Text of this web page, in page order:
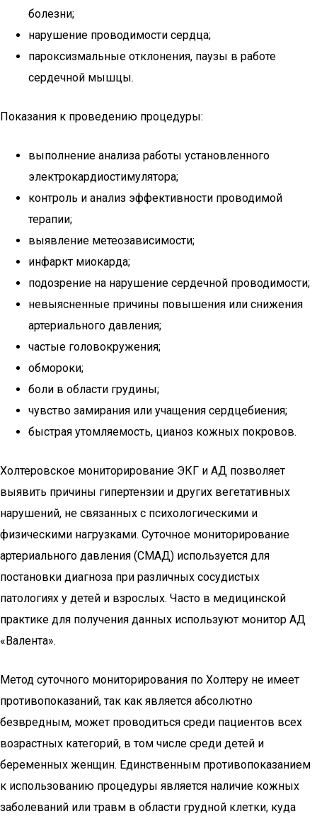
болезни;
нарушение проводимости сердца;
пароксизмальные отклонения, паузы в работе
сердечной мышцы.
Показания к проведению процедуры:
выполнение анализа работы установленного
электрокардиостимулятора;
контроль и анализ эффективности проводимой
терапии;
выявление метеозависимости;
инфаркт миокарда;
подозрение на нарушение сердечной проводимости;
невыясненные причины повышения или снижения
артериального давления;
частые головокружения;
обмороки;
боли в области грудины;
чувство замирания или учащения сердцебиения;
быстрая утомляемость, цианоз кожных покровов.
Холтеровское мониторирование ЭКГ и АД позволяет
выявить причины гипертензии и других вегетативных
нарушений, не связанных с психологическими и
физическими нагрузками. Суточное мониторирование
артериального давления (СМАД) используется для
постановки диагноза при различных сосудистых
патологиях у детей и взрослых. Часто в медицинской
практике для получения данных используют монитор АД
«Валента».
Метод суточного мониторирования по Холтеру не имеет
противопоказаний, так как является абсолютно
безвредным, может проводиться среди пациентов всех
возрастных категорий, в том числе среди детей и
беременных женщин. Единственным противопоказанием
к использованию процедуры является наличие кожных
заболеваний или травм в области грудной клетки, куда